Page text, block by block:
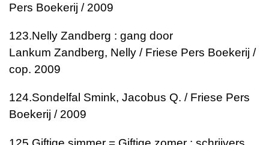
Pers Boekerij / 2009
123.Nelly Zandberg : gang door
Lankum Zandberg, Nelly / Friese Pers Boekerij /
cop. 2009
124.Sondelfal Smink, Jacobus Q. / Friese Pers
Boekerij / 2009